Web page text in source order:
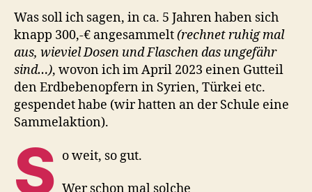
Was soll ich sagen, in ca. 5 Jahren haben sich
knapp 300,-€ angesammelt(rechnet ruhig mal
aus, wieviel Dosen und Flaschen das ungefähr
sind…), wovon ich im April 2023 einen Gutteil
den Erdbebenopfern in Syrien, Türkei etc.
gespendet habe (wir hatten an der Schule eine
Sammelaktion).
S o weit, so gut.